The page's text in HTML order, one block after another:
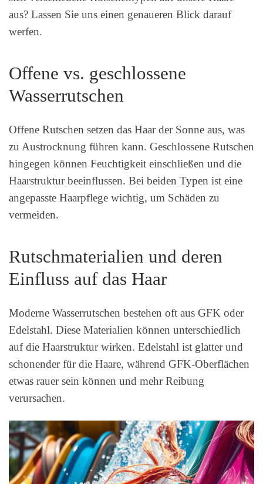
aus? Lassen Sie uns einen genaueren Blick darauf
werfen.
Offene vs. geschlossene
Wasserrutschen
Offene Rutschen setzen das Haar der Sonne aus, was
zu Austrocknung führen kann. Geschlossene Rutschen
hingegen können Feuchtigkeit einschließen und die
Haarstruktur beeinflussen. Bei beiden Typen ist eine
angepasste Haarpflege wichtig, um Schäden zu
vermeiden.
Rutschmaterialien und deren
Einfluss auf das Haar
Moderne Wasserrutschen bestehen oft aus GFK oder
Edelstahl. Diese Materialien können unterschiedlich
auf die Haarstruktur wirken. Edelstahl ist glatter und
schonender für die Haare, während GFK-Oberflächen
etwas rauer sein können und mehr Reibung
verursachen.